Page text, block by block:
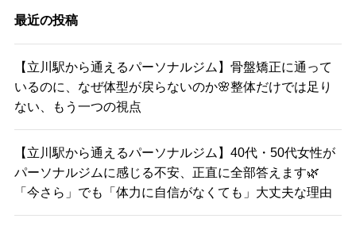
最近の投稿
【立川駅から通えるパーソナルジム】骨盤矯正に通って
いるのに、なぜ体型が戻らないのか🌸整体だけでは足り
ない、もう一つの視点
【立川駅から通えるパーソナルジム】40代・50代女性が
パーソナルジムに感じる不安、正直に全部答えます🌿
「今さら」でも「体力に自信がなくても」大丈夫な理由